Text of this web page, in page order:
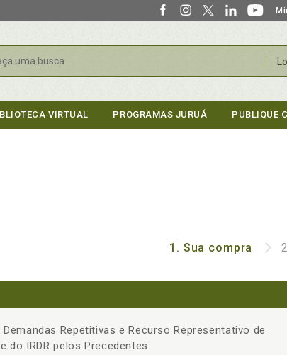
VIRTUAL PROGRAMAS JURUÁ PUBLIQUE
1. Sua compra
Repetitivas e Recurso Representativo de
do IRDR pelos Precedentes
+